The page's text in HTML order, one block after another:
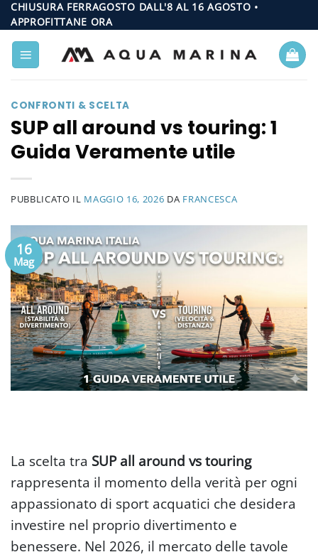
Salta
ai
contenuti
CHIUSURA FERRAGOSTO DALL'8 AL 16 AGOSTO •
APPROFITTANE ORA
CONFRONTI & SCELTA
SUP all around vs touring: 1
Guida Veramente utile
PUBBLICATO IL MAGGIO 16, 2026 DA FRANCESCA
16
Mag
La scelta tra SUP all around vs touring
rappresenta il momento della verità per ogni
appassionato di sport acquatici che desidera
investire nel proprio divertimento e
benessere. Nel 2026, il mercato delle tavole